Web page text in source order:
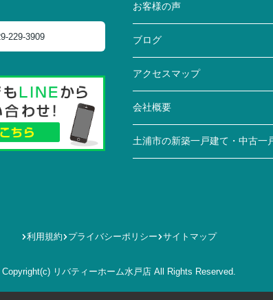
229-3909
お客様の声
ブログ
アクセスマップ
会社概要
土浦市の新築一戸建て・中古
利用規約 プライバシーポリシー サイトマップ
Copyright(c) リバティーホーム水戸店 All Rights Reserved.